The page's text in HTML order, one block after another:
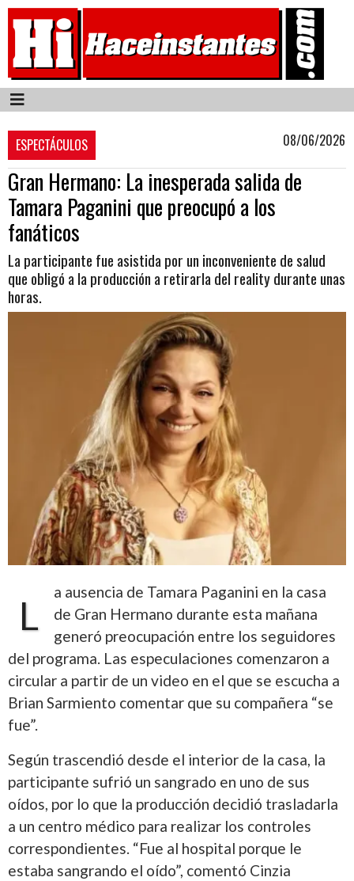
ESPECTÁCULOS 08/06/2026
Gran Hermano: La inesperada salida de
Tamara Paganini que preocupó a los
fanáticos
La participante fue asistida por un inconveniente de salud
que obligó a la producción a retirarla del reality durante unas
horas.
L
a ausencia de Tamara Paganini en la casa
de Gran Hermano durante esta mañana
generó preocupación entre los seguidores
del programa. Las especulaciones comenzaron a
circular a partir de un video en el que se escucha a
Brian Sarmiento comentar que su compañera “se
fue”.
Según trascendió desde el interior de la casa, la
participante sufrió un sangrado en uno de sus
oídos, por lo que la producción decidió trasladarla
a un centro médico para realizar los controles
correspondientes. “Fue al hospital porque le
estaba sangrando el oído”, comentó Cinzia